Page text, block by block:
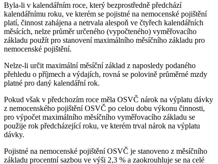
Byla-li v kalendářním roce, který bezprostředně předchází
kalendářnímu roku, ve kterém se pojistné na nemocenské pojištění
platí, činnost zahájena a netrvala alespoň ve čtyřech kalendářních
měsících, nelze průměr určeného (vypočteného) vyměřovacího
základu použít pro stanovení maximálního měsíčního základu pro
nemocenské pojištění.
Nelze-li určit maximální měsíční základ z naposledy podaného
přehledu o příjmech a výdajích, rovná se polovině průměrné mzdy
platné pro daný kalendářní rok.
Pokud však v předchozím roce měla OSVČ nárok na výplatu dávky
z nemocenského pojištění OSVČ po celou dobu výkonu činnosti,
pro výpočet maximálního měsíčního vyměřovacího základu se
použije rok předcházející roku, ve kterém trval nárok na výplatu
dávky.
Pojistné na nemocenské pojištění OSVČ je stanoveno z měsíčního
základu procentní sazbou ve výši 2,3 % a zaokrouhluje se na celé